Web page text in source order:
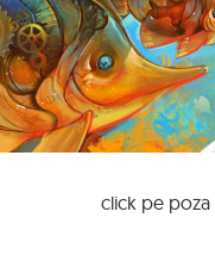
click pe